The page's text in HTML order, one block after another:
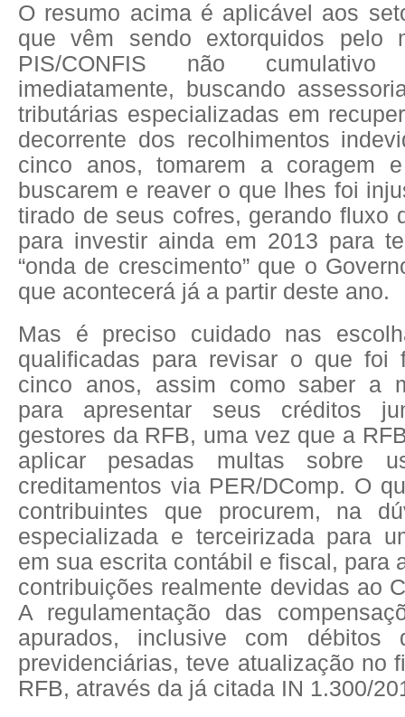
O resumo acima é aplicável aos
que vêm sendo extorquidos pelo
PIS/CONFIS não
imediatamente, buscando
tributárias especializadas em
decorrente dos recolhimentos
cinco anos, tomarem a coragem
buscarem e reaver o que lhes foi
tirado de seus cofres, gerando fluxo
para investir ainda em 2013 para
“onda de crescimento” que o
que acontecerá já a partir deste ano.
Mas é preciso cuidado nas
qualificadas para revisar o que foi
cinco anos, assim como saber a
para apresentar seus créditos
gestores da RFB, uma vez que a
aplicar pesadas multas sobre
creditamentos via PER/DComp. O
contribuintes que procurem, na
especializada e terceirizada para
em sua escrita contábil e fiscal, para
contribuições realmente devidas ao
A regulamentação das
apurados, inclusive com débitos
previdenciárias, teve atualização no
RFB, através da já citada IN 1.300/